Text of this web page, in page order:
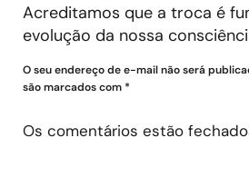
Acreditamos que a troca é
evolução da nossa
O seu endereço de e-mail não será
são marcados com *
Os comentários estão